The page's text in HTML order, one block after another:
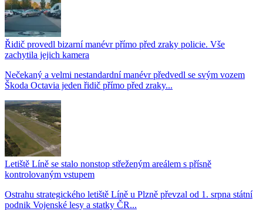
Řidič provedl bizarní manévr přímo před zraky policie. Vše
zachytila jejich kamera
Nečekaný a velmi nestandardní manévr předvedl se svým vozem
Škoda Octavia jeden řidič přímo před zraky...
Letiště Líně se stalo nonstop střeženým areálem s přísně
kontrolovaným vstupem
Ostrahu strategického letiště Líně u Plzně převzal od 1. srpna státní
podnik Vojenské lesy a statky ČR...